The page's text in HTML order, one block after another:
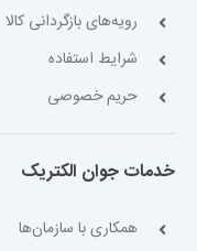
رویه‌های بازگردانی کالا
شرایط استفاده
حریم خصوصی
خدمات جوان الکتریک
همکاری با سازمان‌ها